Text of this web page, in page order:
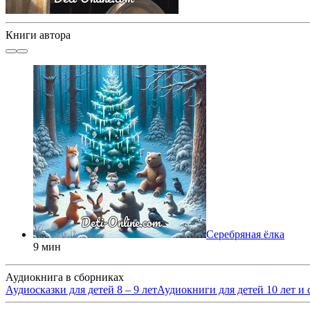
Книги автора
Серебряная ёлка
9 мин
Аудиокнига в сборниках
Аудиосказки для детей 8 – 9 летАудиокниги для детей 10 лет и